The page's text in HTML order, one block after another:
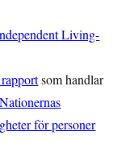
Living-
som handlar
för personer